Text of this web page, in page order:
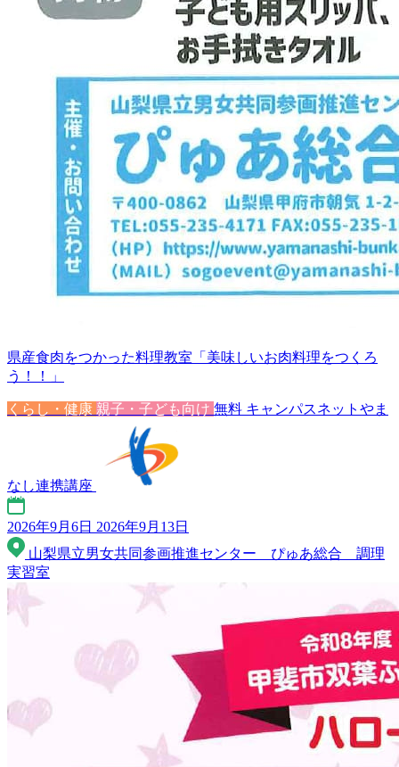
県産食肉をつかった料理教室「美味しいお肉料理をつくろ
う！！」
くらし・健康 親子・子ども向け 無料 キャンパスネットやま
なし連携講座
2026年9月6日 2026年9月13日
山梨県立男女共同参画推進センター ぴゅあ総合 調理
実習室